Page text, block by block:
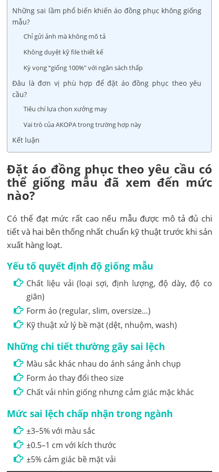
Những sai lầm phổ biến khiến áo đồng phục không giống
mẫu?
Chỉ gửi ảnh mà không mô tả
Không duyệt kỹ file thiết kế
Kỳ vọng “giống 100%” với ngân sách thấp
Đâu là đơn vị phù hợp để đặt áo đồng phục theo yêu
cầu?
Tiêu chí lựa chọn xưởng may
Vai trò của AKOPA trong trường hợp này
Kết luận
Đặt áo đồng phục theo yêu cầu có
thể giống mẫu đã xem đến mức
nào?
Có thể đạt mức rất cao nếu mẫu được mô tả đủ chi
tiết và hai bên thống nhất chuẩn kỹ thuật trước khi sản
xuất hàng loạt.
Yếu tố quyết định độ giống mẫu
Chất liệu vải (loại sợi, định lượng, độ dày, độ co
giãn)
Form áo (regular, slim, oversize…)
Kỹ thuật xử lý bề mặt (dệt, nhuộm, wash)
Những chi tiết thường gây sai lệch
Màu sắc khác nhau do ánh sáng ảnh chụp
Form áo thay đổi theo size
Chất vải nhìn giống nhưng cảm giác mặc khác
Mức sai lệch chấp nhận trong ngành
±3–5% với màu sắc
±0.5–1 cm với kích thước
±5% cảm giác bề mặt vải